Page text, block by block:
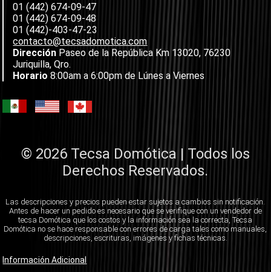
01 (442) 674-09-47
01 (442) 674-09-48
01 (442)-403-47-23
contacto@tecsadomotica.com
Dirección Paseo de la República Km 13020, 76230
Juriquilla, Qro.
Horario 8:00am a 6:00pm de Lúnes a Viernes
© 2026 Tecsa Domótica | Todos los
Derechos Reservados.
Las descripciones y precios pueden estar sujetos a cambios sin notificación.
Antes de hacer un pedido es necesario que se verifique con un vendedor de
tecsa Domótica que los costos y la información sea la correcta, Tecsa
Domótica no se hace responsable con errores de carga tales como manuales,
descripciones, escrituras, imágenes y fichas técnicas.
Información Adicional